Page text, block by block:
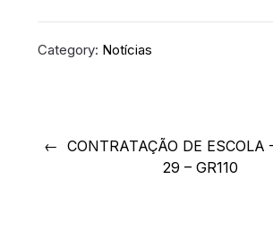
Category: Notícias
CONTRATAÇÃO DE ESCOLA
29 – GR110